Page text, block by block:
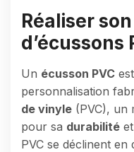
Réaliser
d’écussons
Un écusson PVC
personnalisation
de vinyle (PVC), un
pour sa durabilité
PVC se déclinent